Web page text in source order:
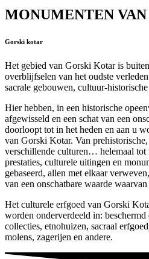
MONUMENTEN
Gorski kotar
Het gebied van Gorski Kotar is
overblijfselen van het oudste
sacrale gebouwen, cultuur-
Hier hebben, in een historische
afgewisseld en een schat van een
doorloopt tot in het heden en aan u
van Gorski Kotar. Van
verschillende culturen… helemaal tot
prestaties, culturele uitingen en
gebaseerd, allen met elkaar
van een onschatbare waarde
Het culturele erfgoed van Gorski
worden onderverdeeld in: beschermd
collecties, etnohuizen, sacraal
molens, zagerijen en andere.